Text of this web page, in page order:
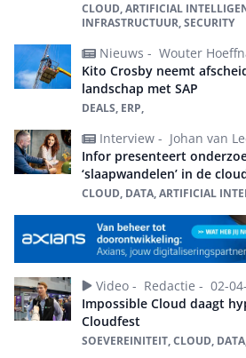
CLOUD, ARTIFICIAL
INFRASTRUCTUUR, SECURITY
Nieuws - Wouter
Kito Crosby neemt
landschap met SAP
DEALS, ERP,
Interview - Johan van
Infor presenteert
‘slaapwandelen’ in de
CLOUD, DATA, ARTIFICIAL
Video - Redactie - 02-
Impossible Cloud daagt
Cloudfest
SOEVEREINITEIT, CLOUD,